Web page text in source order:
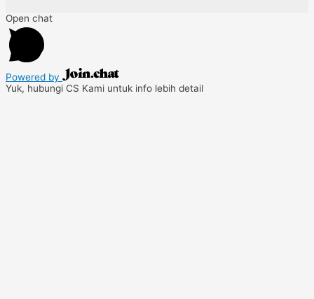
Open chat
Powered by
Yuk, hubungi CS Kami untuk info lebih detail